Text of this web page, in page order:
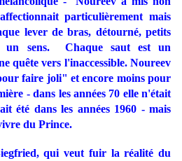
particulièrement mais
lever de bras, détourné, petits
un sens. Chaque saut est un
quête vers l'inaccessible. Noureev
faire joli" et encore moins pour
- dans les années 70 elle n'était
été dans les années 1960 - mais
du Prince.
qui veut fuir la réalité du